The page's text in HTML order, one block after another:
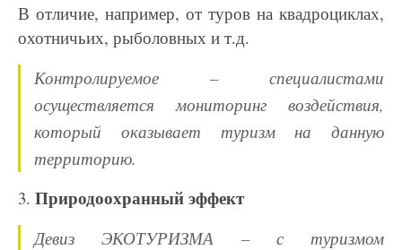
В отличие, например, от туров на квадроциклах,
охотничьих, рыболовных и т.д.
Контролируемое – специалистами
осуществляется мониторинг воздействия,
который оказывает туризм на данную
территорию.
3. Природоохранный эффект
Девиз ЭКОТУРИЗМА – с туризмом